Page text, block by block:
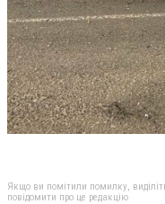
Якщо ви помітили помилку,
повідомити про це редакцію